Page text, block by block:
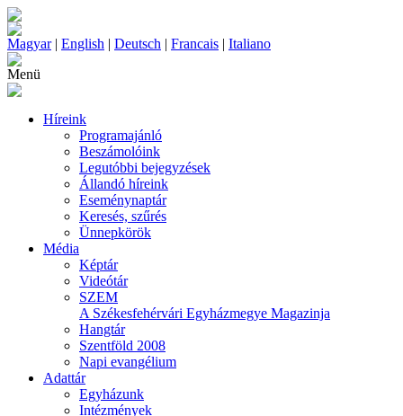
Magyar| English | Deutsch | Francais | Italiano
Menü
Híreink
Programajánló
Beszámolóink
Legutóbbi bejegyzések
Állandó híreink
Eseménynaptár
Keresés, szűrés
Ünnepkörök
Média
Képtár
Videótár
SZEM
A Székesfehérvári Egyházmegye Magazinja
Hangtár
Szentföld 2008
Napi evangélium
Adattár
Egyházunk
Intézmények